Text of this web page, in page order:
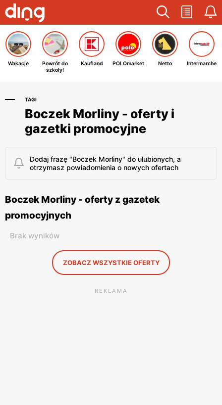
Wakacje
Powrót do
szkoły!
Kaufland POLOmarket Netto Intermarche
TAGI
Boczek Morliny - oferty i
gazetki promocyjne
Dodaj frazę "Boczek Morliny" do ulubionych, a
otrzymasz powiadomienia o nowych ofertach
Boczek Morliny - oferty z gazetek
promocyjnych
Brak wyników
ZOBACZ WSZYSTKIE OFERTY
REKLAMA